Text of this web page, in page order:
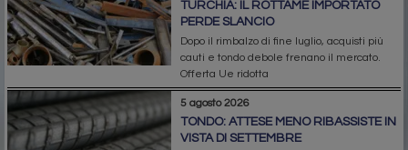
TURCHIA: IL ROTTAME IMPORTATO
PERDE SLANCIO
Dopo il rimbalzo di fine luglio, acquisti più
cauti e tondo debole frenano il mercato.
Offerta Ue ridotta
5 agosto 2026
TONDO: ATTESE MENO RIBASSISTE IN
VISTA DI SETTEMBRE